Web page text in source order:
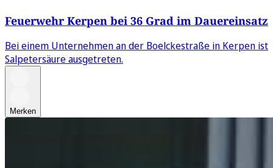
Feuerwehr Kerpen bei 36 Grad im Dauereinsatz
Bei einem Unternehmen an der Boelckestraße in Kerpen ist
Salpetersäure ausgetreten.
Merken